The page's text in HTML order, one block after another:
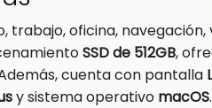
trabajo, oficina,
SSD de 512GB,
cuenta con pantalla
y sistema operativo macOS.